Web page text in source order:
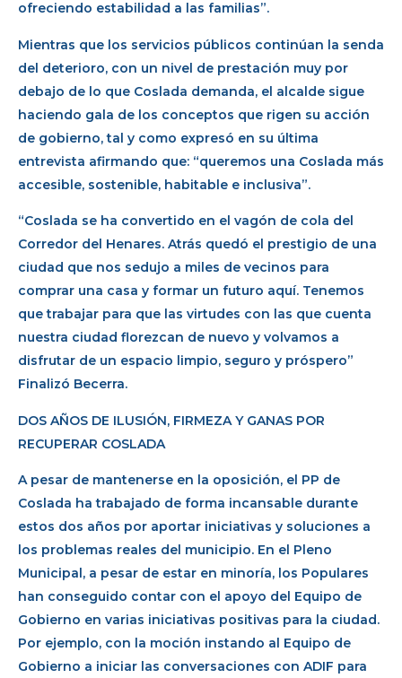
ofreciendo estabilidad a las familias”.
Mientras que los servicios públicos continúan la senda
del deterioro, con un nivel de prestación muy por
debajo de lo que Coslada demanda, el alcalde sigue
haciendo gala de los conceptos que rigen su acción
de gobierno, tal y como expresó en su última
entrevista afirmando que: “queremos una Coslada más
accesible, sostenible, habitable e inclusiva”.
“Coslada se ha convertido en el vagón de cola del
Corredor del Henares. Atrás quedó el prestigio de una
ciudad que nos sedujo a miles de vecinos para
comprar una casa y formar un futuro aquí. Tenemos
que trabajar para que las virtudes con las que cuenta
nuestra ciudad florezcan de nuevo y volvamos a
disfrutar de un espacio limpio, seguro y próspero”
Finalizó Becerra.
DOS AÑOS DE ILUSIÓN, FIRMEZA Y GANAS POR
RECUPERAR COSLADA
A pesar de mantenerse en la oposición, el PP de
Coslada ha trabajado de forma incansable durante
estos dos años por aportar iniciativas y soluciones a
los problemas reales del municipio. En el Pleno
Municipal, a pesar de estar en minoría, los Populares
han conseguido contar con el apoyo del Equipo de
Gobierno en varias iniciativas positivas para la ciudad.
Por ejemplo, con la moción instando al Equipo de
Gobierno a iniciar las conversaciones con ADIF para